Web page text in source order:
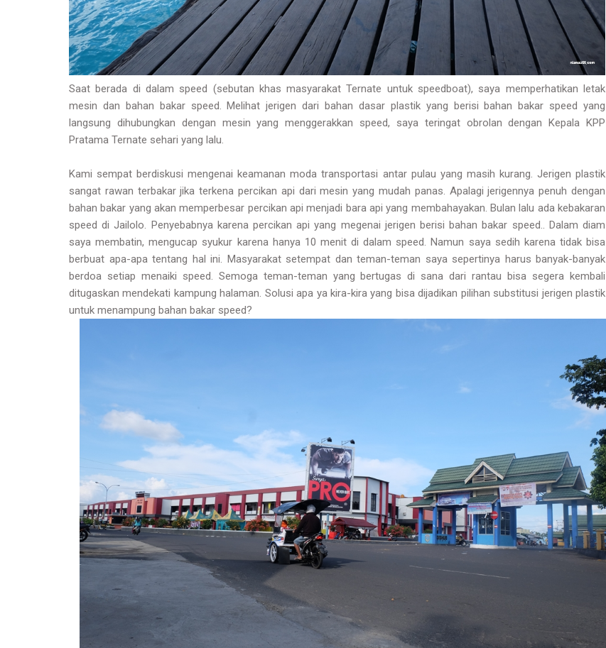
Saat berada di dalam speed (sebutan khas masyarakat Ternate untuk speedboat), saya memperhatikan letak
mesin dan bahan bakar speed. Melihat jerigen dari bahan dasar plastik yang berisi bahan bakar speed yang
langsung dihubungkan dengan mesin yang menggerakkan speed, saya teringat obrolan dengan Kepala KPP
Pratama Ternate sehari yang lalu.
Kami sempat berdiskusi mengenai keamanan moda transportasi antar pulau yang masih kurang. Jerigen plastik
sangat rawan terbakar jika terkena percikan api dari mesin yang mudah panas. Apalagi jerigennya penuh dengan
bahan bakar yang akan memperbesar percikan api menjadi bara api yang membahayakan. Bulan lalu ada kebakaran
speed di Jailolo. Penyebabnya karena percikan api yang megenai jerigen berisi bahan bakar speed.. Dalam diam
saya membatin, mengucap syukur karena hanya 10 menit di dalam speed. Namun saya sedih karena tidak bisa
berbuat apa-apa tentang hal ini. Masyarakat setempat dan teman-teman saya sepertinya harus banyak-banyak
berdoa setiap menaiki speed. Semoga teman-teman yang bertugas di sana dari rantau bisa segera kembali
ditugaskan mendekati kampung halaman. Solusi apa ya kira-kira yang bisa dijadikan pilihan substitusi jerigen plastik
untuk menampung bahan bakar speed?